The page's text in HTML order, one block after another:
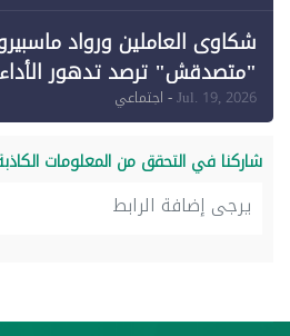
شكاوى العاملين ورواد
"متصدقش" ترصد تدهور الأداء
للإعلام"
Jul. 19, 2026- اجتماعي
شاركنا في التحقق من المعلومات